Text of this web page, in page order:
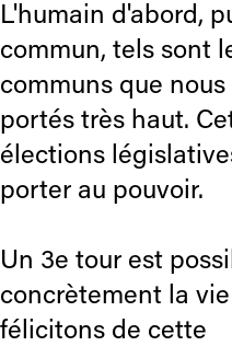
L'humain d'abord,
commun, tels sont
communs que nous
portés très haut.
élections
porter au pouvoir.
Un 3e tour est
concrètement la
félicitons de cette